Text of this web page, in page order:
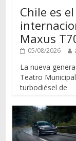
Chile es
Maxus
05/08/2026
La nueva
Teatro
turbodiésel de